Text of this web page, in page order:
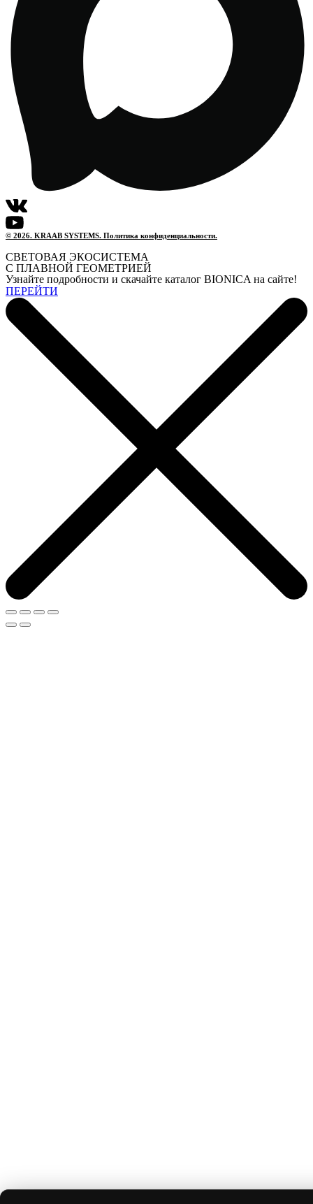
© 2026. KRAAB SYSTEMS. Политика конфиденциальности.
СВЕТОВАЯ ЭКОСИСТЕМА
С ПЛАВНОЙ ГЕОМЕТРИЕЙ
Узнайте подробности и скачайте каталог BIONICA на сайте!
ПЕРЕЙТИ